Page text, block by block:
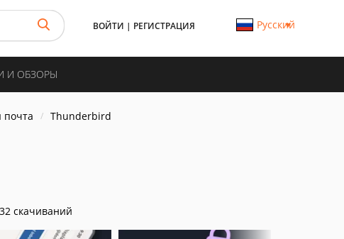
ВОЙТИ | РЕГИСТРАЦИЯ Русский
И ОБЗОРЫ
почта Thunderbird
скачиваний